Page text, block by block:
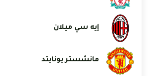
إيه سي ميلان
مانشستر يونايتد